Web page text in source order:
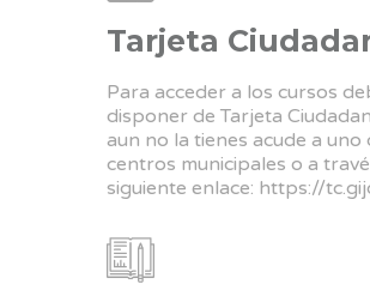
Tarjeta
Para acceder a los cursos
disponer de Tarjeta
aun no la tienes acude a uno
centros municipales o a
siguiente enlace: https://